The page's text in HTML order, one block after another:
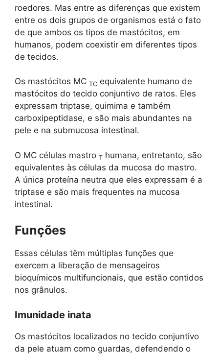
roedores. Mas entre as diferenças que existem
entre os dois grupos de organismos está o fato
de que ambos os tipos de mastócitos, em
humanos, podem coexistir em diferentes tipos
de tecidos.
Os mastócitos MC TC equivalente humano de
mastócitos do tecido conjuntivo de ratos. Eles
expressam triptase, quimima e também
carboxipeptidase, e são mais abundantes na
pele e na submucosa intestinal.
O MC células mastro T humana, entretanto, são
equivalentes às células da mucosa do mastro.
A única proteína neutra que eles expressam é a
triptase e são mais frequentes na mucosa
intestinal.
Funções
Essas células têm múltiplas funções que
exercem a liberação de mensageiros
bioquímicos multifuncionais, que estão contidos
nos grânulos.
Imunidade inata
Os mastócitos localizados no tecido conjuntivo
da pele atuam como guardas, defendendo o